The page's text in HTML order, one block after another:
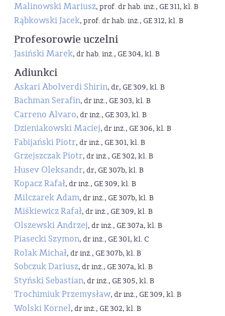
Malinowski Mariusz, prof. dr hab. inż., GE 311, kl. B
Rąbkowski Jacek, prof. dr hab. inż., GE 312, kl. B
Profesorowie uczelni
Jasiński Marek, dr hab. inż., GE 304, kl. B
Adiunkci
Askari Abolverdi Shirin, dr, GE 309, kl. B
Bachman Serafin, dr inż., GE 303, kl. B
Carreno Alvaro, dr inż., GE 303, kl. B
Dzieniakowski Maciej, dr inż., GE 306, kl. B
Fabijański Piotr, dr inż., GE 301, kl. B
Grzejszczak Piotr, dr inż., GE 302, kl. B
Husev Oleksandr, dr, GE 307b, kl. B
Kopacz Rafał, dr inż., GE 309, kl. B
Milczarek Adam, dr inż., GE 307b, kl. B
Miśkiewicz Rafał, dr inż., GE 309, kl. B
Olszewski Andrzej, dr inż., GE 307a, kl. B
Piasecki Szymon, dr inż., GE 301, kl. C
Rolak Michał, dr inż., GE 307b, kl. B
Sobczuk Dariusz, dr inż., GE 307a, kl. B
Styński Sebastian, dr inż., GE 305, kl. B
Trochimiuk Przemysław, dr inż., GE 309, kl. B
Wolski Kornel, dr inż., GE 302, kl. B